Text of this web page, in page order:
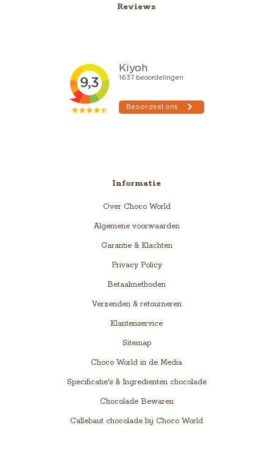
Reviews
Informatie
Over Choco World
Algemene voorwaarden
Garantie & Klachten
Privacy Policy
Betaalmethoden
Verzenden & retourneren
Klantenservice
Sitemap
Choco World in de Media
Specificatie's & Ingredienten chocolade
Chocolade Bewaren
Callebaut chocolade bij Choco World